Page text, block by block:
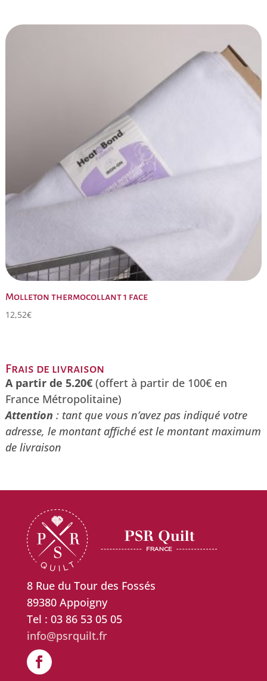
Molleton thermocollant 1 face
12,52€
Frais de livraison
A partir de 5.20€(offert à partir de 100€ en
France Métropolitaine)
Attention : tant que vous n’avez pas indiqué votre
adresse, le montant affiché est le montant maximum
de livraison
8 Rue du Tour des Fossés
89380 Appoigny
Tel : 03 86 53 05 05
info@psrquilt.fr